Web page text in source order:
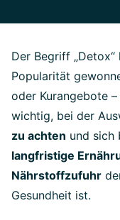
Der Begriff
Popularität
oder Kurangebote
wichtig, bei der
zu achten und sich
langfristige
Nährstoffzufuhr
Gesundheit ist.